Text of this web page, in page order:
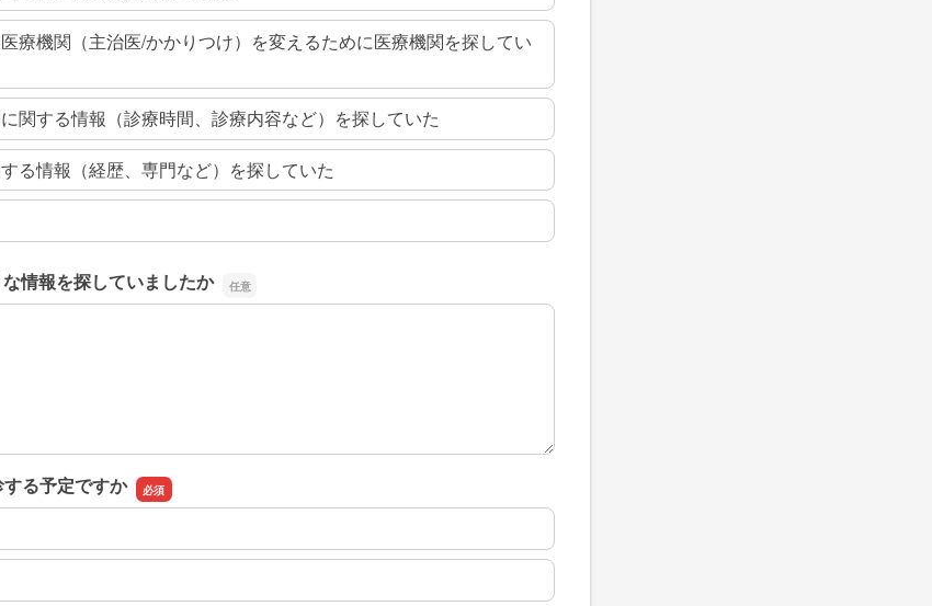
療機関（主治医/かかりつけ）を変えるために医療機関を探してい
関する情報（診療時間、診療内容など）を探していた
る情報（経歴、専門など）を探していた
情報を探していましたか
情報を探していましたか
る予定ですか